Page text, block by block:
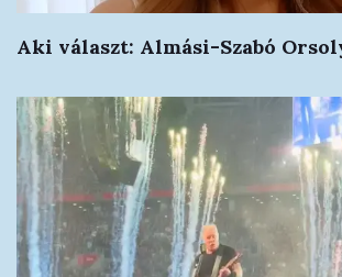
Aki választ: Almási-Szabó